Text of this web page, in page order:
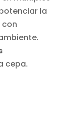
la
cepa.